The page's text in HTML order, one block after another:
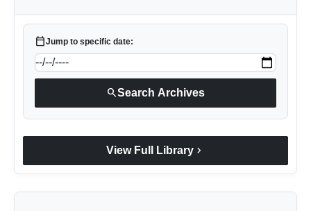
calendar_todayJump to specific date:
searchSearch Archives
View Full Library chevron_right